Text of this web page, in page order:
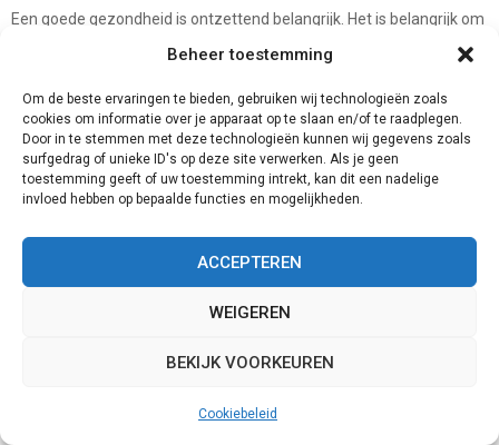
Beheer toestemming
Om de beste ervaringen te bieden, gebruiken wij technologieën zoals
cookies om informatie over je apparaat op te slaan en/of te raadplegen.
Door in te stemmen met deze technologieën kunnen wij gegevens zoals
surfgedrag of unieke ID's op deze site verwerken. Als je geen
toestemming geeft of uw toestemming intrekt, kan dit een nadelige
invloed hebben op bepaalde functies en mogelijkheden.
ACCEPTEREN
WEIGEREN
BEKIJK VOORKEUREN
Cookiebeleid
Een goede gezondheid is ontzettend belangrijk. Het is belangrijk om
Geestelijke gezondheid
Alles Wat Je Moet Weten Over LSA-Zaden: Een